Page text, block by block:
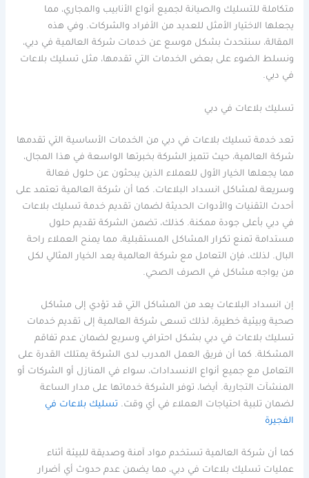
متكاملة للتسليك والصيانة لجميع أنواع الأنابيب والمجاري، مما
يجعلها الاختيار الأمثل للعديد من الأفراد والشركات. وفي هذه
المقالة، سنتحدث بشكل موسع عن خدمات شركة العالمية في دبي،
ونسلط الضوء على بعض الخدمات التي تقدمها، مثل تسليك بلاعات
في دبي.
تسليك بلاعات في دبي
تعد خدمة تسليك بلاعات في دبي من الخدمات الأساسية التي تقدمها
شركة العالمية، حيث تتميز الشركة بخبرتها الواسعة في هذا المجال،
مما يجعلها الخيار الأول للعملاء الذين يبحثون عن حلول فعالة
وسريعة لمشاكل انسداد البلاعات. كما أن شركة العالمية تعتمد على
أحدث التقنيات والأدوات الحديثة لضمان تقديم خدمة تسليك بلاعات
في دبي بأعلى جودة ممكنة. كذلك، تضمن الشركة تقديم حلول
مستدامة تمنع تكرار المشاكل المستقبلية، مما يمنح العملاء راحة
البال. لذلك، فإن التعامل مع شركة العالمية يعد الخيار المثالي لكل
من يواجه مشاكل في الصرف الصحي.
إن انسداد البلاعات يعد من المشاكل التي قد تؤدي إلى مشاكل
صحية وبيئية خطيرة، لذلك تسعى شركة العالمية إلى تقديم خدمات
تسليك بلاعات في دبي بشكل احترافي وسريع لضمان عدم تفاقم
المشكلة. كما أن فريق العمل المدرب لدى الشركة يمتلك القدرة على
التعامل مع جميع أنواع الانسدادات، سواء في المنازل أو الشركات أو
المنشآت التجارية. أيضا، توفر الشركة خدماتها على مدار الساعة
لضمان تلبية احتياجات العملاء في أي وقت. تسليك بلاعات في
الفجيرة
كما أن شركة العالمية تستخدم مواد آمنة وصديقة للبيئة أثناء
عمليات تسليك بلاعات في دبي، مما يضمن عدم حدوث أي أضرار